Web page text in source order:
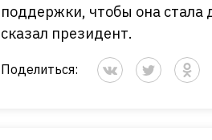
поддержки, чтобы она стала
сказал президент.
Поделиться: